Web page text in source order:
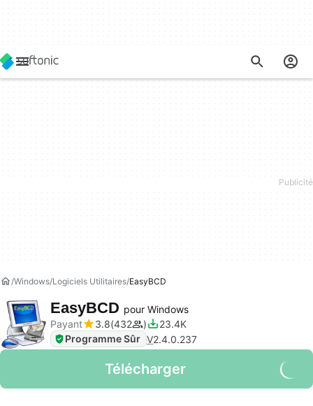
Windows Logiciels Utilitaires EasyBCD
EasyBCD pour Windows
Payant
3.8 432
23.4K
Programme Sûr V2.4.0.237
Télécharger